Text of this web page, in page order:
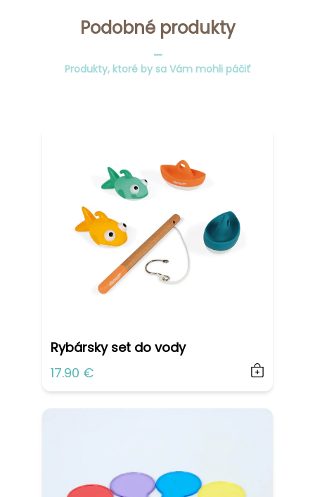
Podobné produkty
_
Produkty, ktoré by sa Vám mohli páčiť
Rybársky set do vody
17.90 €